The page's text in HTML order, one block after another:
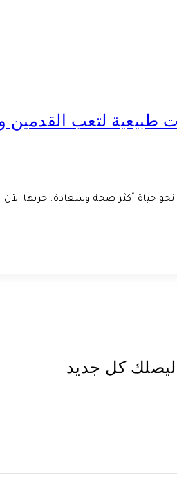
ليصلك كل جديد